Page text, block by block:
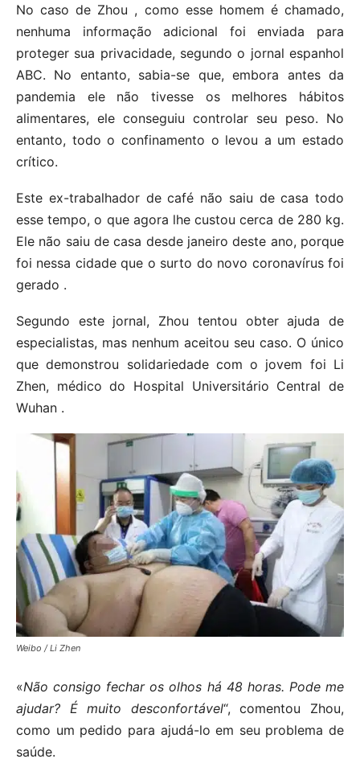
No caso de Zhou , como esse homem é chamado,
nenhuma informação adicional foi enviada para
proteger sua privacidade, segundo o jornal espanhol
ABC. No entanto, sabia-se que, embora antes da
pandemia ele não tivesse os melhores hábitos
alimentares, ele conseguiu controlar seu peso. No
entanto, todo o confinamento o levou a um estado
crítico.
Este ex-trabalhador de café não saiu de casa todo
esse tempo, o que agora lhe custou cerca de 280 kg.
Ele não saiu de casa desde janeiro deste ano, porque
foi nessa cidade que o surto do novo coronavírus foi
gerado .
Segundo este jornal, Zhou tentou obter ajuda de
especialistas, mas nenhum aceitou seu caso. O único
que demonstrou solidariedade com o jovem foi Li
Zhen, médico do Hospital Universitário Central de
Wuhan .
Weibo / Li Zhen
«Não consigo fechar os olhos há 48 horas. Pode me
ajudar? É muito desconfortável“, comentou Zhou,
como um pedido para ajudá-lo em seu problema de
saúde.